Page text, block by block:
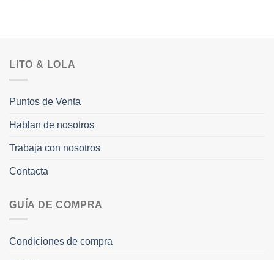
LITO & LOLA
Puntos de Venta
Hablan de nosotros
Trabaja con nosotros
Contacta
GUÍA DE COMPRA
Condiciones de compra